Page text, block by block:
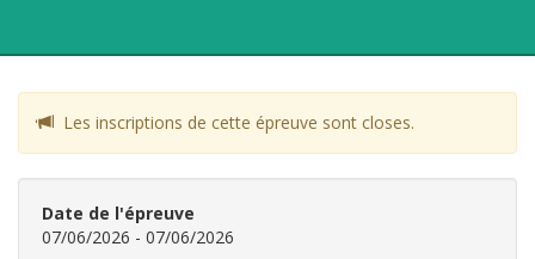
Les inscriptions de cette épreuve sont closes.
Date de l'épreuve
07/06/2026 - 07/06/2026